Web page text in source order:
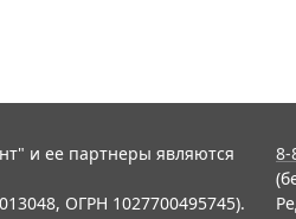
и ее партнеры являются
ОГРН 1027700495745).
8-